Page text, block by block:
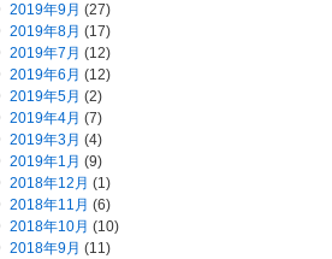
2019年9月 (27)
2019年8月 (17)
2019年7月 (12)
2019年6月 (12)
2019年5月 (2)
2019年4月 (7)
2019年3月 (4)
2019年1月 (9)
2018年12月 (1)
2018年11月 (6)
2018年10月 (10)
2018年9月 (11)